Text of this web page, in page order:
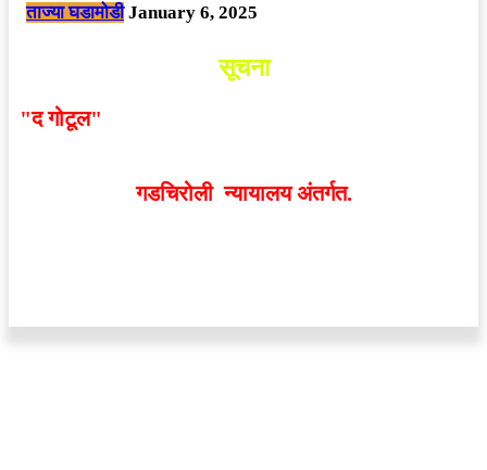
ताज्या घडामोडी January 6, 2025
सूचना
"द गोटूल"
गडचिरोली न्यायालय अंतर्गत.